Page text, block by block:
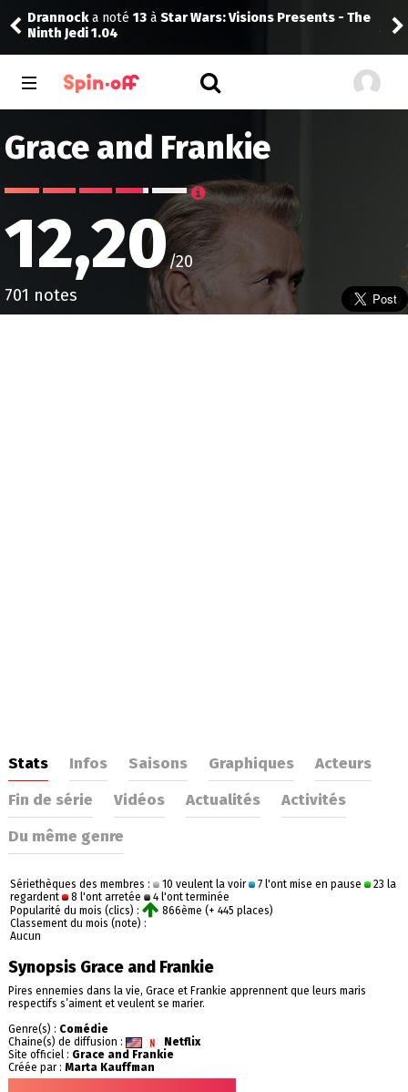
Drannocka noté 13 à Star Wars: Visions Presents - The
Ninth Jedi 1.04
Grace and Frankie
12,20/20
701 notes
Stats Infos Saisons Graphiques
Acteurs
Fin de série
Vidéos Actualités
Activités
Du même genre
Sériethèques des membres : 10 veulent la voir 7 l'ont mise en pause
23 la
regardent
8 l'ont arretée
4 l'ont terminée
Popularité du mois (clics) :
866ème (+ 445 places)
Classement du mois (note) :
Aucun
Synopsis Grace and Frankie
Pires ennemies dans la vie, Grace et Frankie apprennent que leurs maris
respectifs s’aiment et veulent se marier.
Genre(s) : Comédie
Chaine(s) de diffusion :
Netflix
Site officiel : Grace and Frankie
Créée par : Marta Kauffman